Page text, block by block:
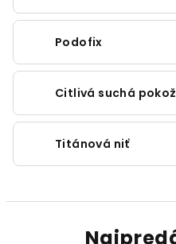
Podofix
Citlivá suchá
Titánová niť